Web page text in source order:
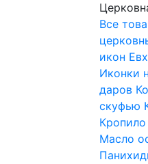
Все
икон
Иконки
даров
скуфью
Кропило
Масло